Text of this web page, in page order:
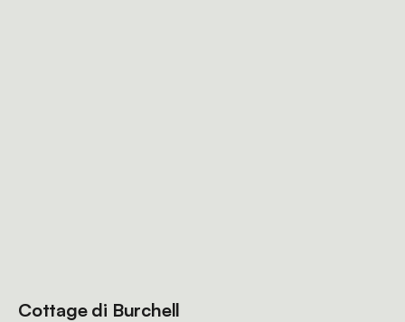
Cottage di Burchell